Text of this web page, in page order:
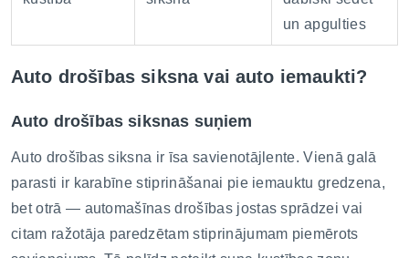
un apgulties
Auto drošības siksna vai auto iemaukti?
Auto drošības siksnas suņiem
Auto drošības siksna ir īsa savienotājlente. Vienā galā
parasti ir karabīne stiprināšanai pie iemauktu gredzena,
bet otrā — automašīnas drošības jostas sprādzei vai
citam ražotāja paredzētam stiprinājumam piemērots